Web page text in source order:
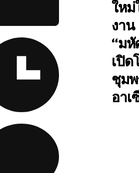
ใหม่
งาน
“มหั
เปิด
ชุม
อาเ